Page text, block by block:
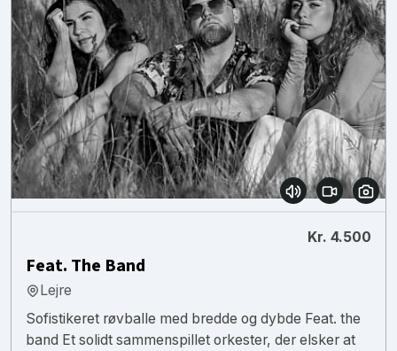
Kr. 4.500
Feat. The Band
Lejre
Sofistikeret røvballe med bredde og dybde Feat. the
band Et solidt sammenspillet orkester, der elsker at